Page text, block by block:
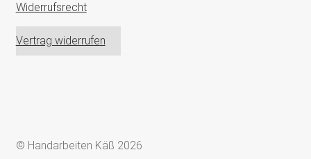
Widerrufsrecht
Vertrag widerrufen
© Handarbeiten Käß 2026